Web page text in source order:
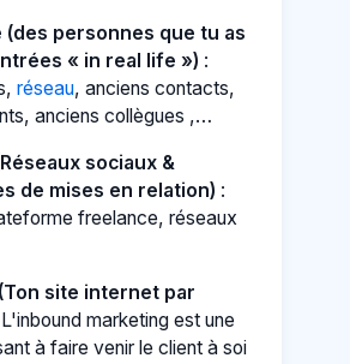
(des personnes que tu as
« in real life ») :
réseau, anciens contacts,
anciens collègues ,…
sociaux &
de mises en relation) :
freelance, réseaux
site internet par
marketing est une
à faire venir le client à soi